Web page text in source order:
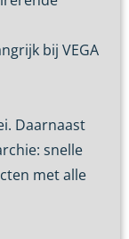
bij VEGA
Daarnaast
snelle
met alle